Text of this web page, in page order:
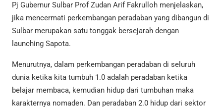
Pj Gubernur Sulbar Prof Zudan Arif Fakrulloh menjelaskan,
jika mencermati perkembangan peradaban yang dibangun di
Sulbar merupakan satu tonggak bersejarah dengan
launching Sapota.
Menurutnya, dalam perkembangan peradaban di seluruh
dunia ketika kita tumbuh 1.0 adalah peradaban ketika
belajar membaca, kemudian hidup dari tumbuhan maka
karakternya nomaden. Dan peradaban 2.0 hidup dari sektor